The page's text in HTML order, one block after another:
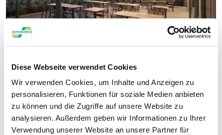
Diese Webseite verwendet Cookies
Wir verwenden Cookies, um Inhalte und Anzeigen zu
personalisieren, Funktionen für soziale Medien anbieten
zu können und die Zugriffe auf unsere Website zu
analysieren. Außerdem geben wir Informationen zu Ihrer
Verwendung unserer Website an unsere Partner für